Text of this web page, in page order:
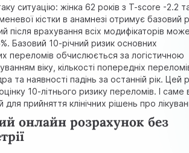
ситуацію: жінка 62 років з T-score -2.2
кістки в анамнезі отримує базовий
після врахування всіх модифікаторів
Базовий 10-річний ризик основних
переломів обчислюється за логістичною
віку, кількості попередніх
та наявності падінь за останній рік. Цей
10-літнього ризику переломів. І саме
прийняття клінічних рішень про
онлайн розрахунок без